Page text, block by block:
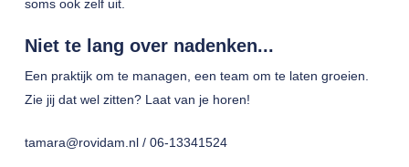
soms ook zelf uit.
Niet te lang over nadenken...
Een praktijk om te managen, een team om te laten groeien.
Zie jij dat wel zitten? Laat van je horen!
tamara@rovidam.nl / 06-13341524